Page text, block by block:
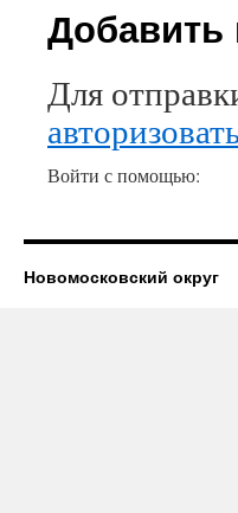
Добавить
Для
Войти с помощью:
Новомосковский округ